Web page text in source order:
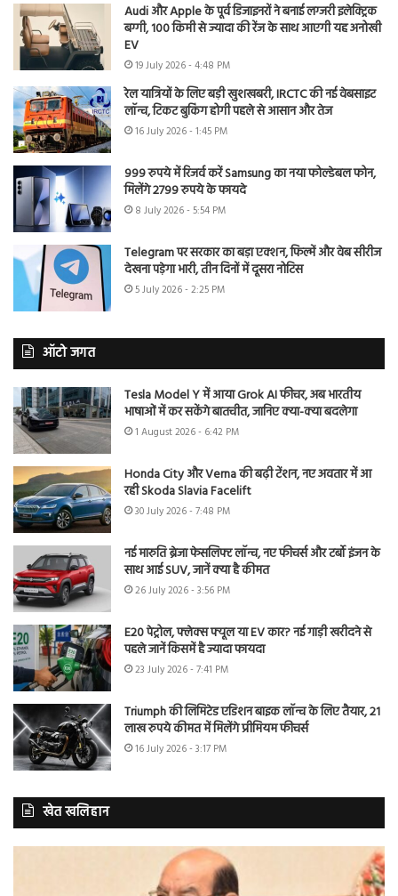
Audi और Apple के पूर्व डिजाइनरों ने बनाई लग्जरी इलेक्ट्रिक
बग्गी, 100 किमी से ज्यादा की रेंज के साथ आएगी यह अनोखी
EV
19 July 2026 - 4:48 PM
रेल यात्रियों के लिए बड़ी खुशखबरी, IRCTC की नई वेबसाइट
लॉन्च, टिकट बुकिंग होगी पहले से आसान और तेज
16 July 2026 - 1:45 PM
999 रुपये में रिजर्व करें Samsung का नया फोल्डेबल फोन,
मिलेंगे 2799 रुपये के फायदे
8 July 2026 - 5:54 PM
Telegram पर सरकार का बड़ा एक्शन, फिल्में और वेब सीरीज
देखना पड़ेगा भारी, तीन दिनों में दूसरा नोटिस
5 July 2026 - 2:25 PM
ऑटो जगत
Tesla Model Y में आया Grok AI फीचर, अब भारतीय
भाषाओं में कर सकेंगे बातचीत, जानिए क्या-क्या बदलेगा
1 August 2026 - 6:42 PM
Honda City और Verna की बढ़ी टेंशन, नए अवतार में आ
रही Skoda Slavia Facelift
30 July 2026 - 7:48 PM
नई मारुति ब्रेजा फेसलिफ्ट लॉन्च, नए फीचर्स और टर्बो इंजन के
साथ आई SUV, जानें क्या है कीमत
26 July 2026 - 3:56 PM
E20 पेट्रोल, फ्लेक्स फ्यूल या EV कार? नई गाड़ी खरीदने से
पहले जानें किसमें है ज्यादा फायदा
23 July 2026 - 7:41 PM
Triumph की लिमिटेड एडिशन बाइक लॉन्च के लिए तैयार, 21
लाख रुपये कीमत में मिलेंगे प्रीमियम फीचर्स
16 July 2026 - 3:17 PM
खेत खलिहान